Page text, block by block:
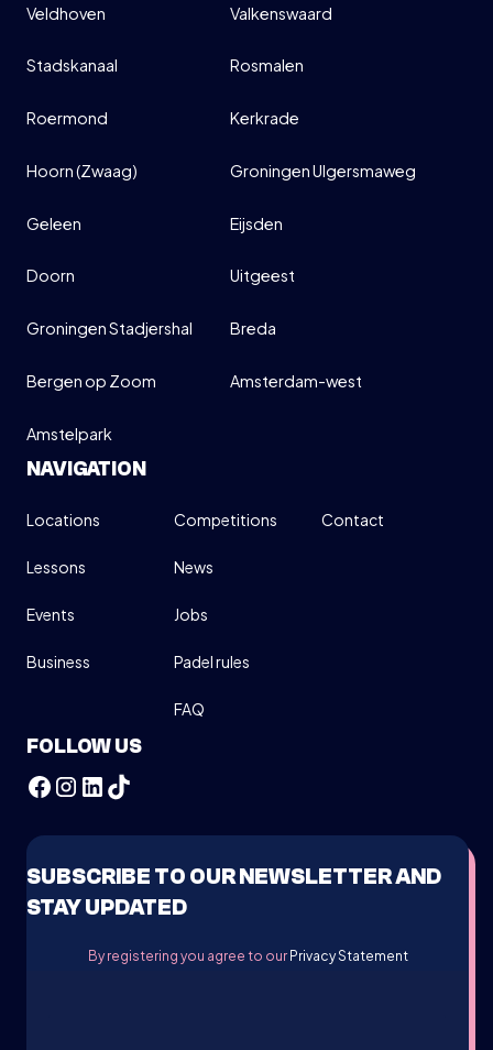
Veldhoven Valkenswaard
Stadskanaal Rosmalen
Roermond Kerkrade
Hoorn (Zwaag) Groningen Ulgersmaweg
Geleen Eijsden
Doorn Uitgeest
Groningen Stadjershal Breda
Bergen op Zoom Amsterdam-west
Amstelpark
NAVIGATION
Locations
Lessons
Events
Business
Competitions
News
Jobs
Padel rules
FAQ
Contact
FOLLOW US
SUBSCRIBE TO OUR NEWSLETTER AND
STAY UPDATED
By registering you agree to our Privacy Statement